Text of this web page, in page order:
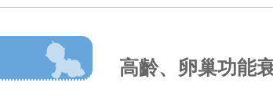
高齡、卵巢功能